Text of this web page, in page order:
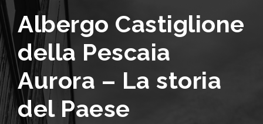
Albergo Castiglione
della Pescaia
Aurora – La storia
del Paese